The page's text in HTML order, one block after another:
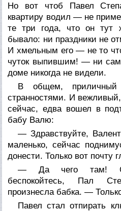
Но вот чтоб Павел
квартиру водил — не
те три года, что он тут
бывало: ни праздники не
И хмельным его — не то
чуток выпившим! — ни
доме никогда не видели.
В общем,
странностями. И
сейчас, едва вошел в
бабу Валю:
— Здравствуйте,
маленько, сейчас
донести. Только вот почту
— Да чего там!
беспокойтесь, Пал
произнесла бабка. —
Павел стал отпирать